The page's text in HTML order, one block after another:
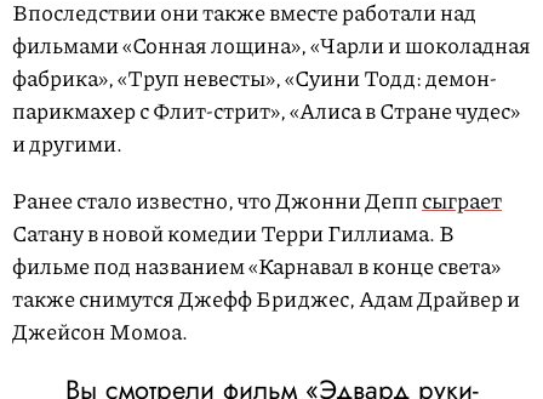
Впоследствии они также вместе работали над
фильмами «Сонная лощина», «Чарли и шоколадная
фабрика», «Труп невесты», «Суини Тодд: демон-
парикмахер с Флит-стрит», «Алиса в Стране чудес»
и другими.
Ранее стало известно, что Джонни Деппсыграет
Сатану в новой комедии Терри Гиллиама. В
фильме под названием «Карнавал в конце света»
также снимутся Джефф Бриджес, Адам Драйвер и
Джейсон Момоа.
Вы смотрели фильм «Эдвард руки-